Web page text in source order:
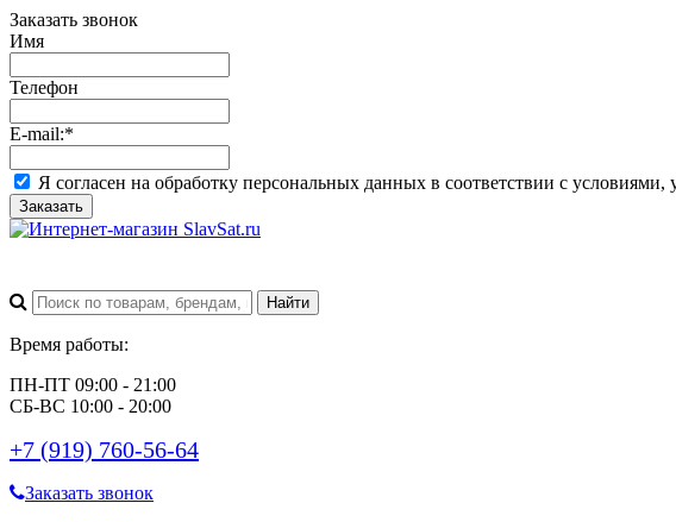
Заказать звонок
Имя
Телефон
E-mail:*
Я согласен на обработку персональных данных в соответствии с
Заказать
Время работы:
ПН-ПТ 09:00 - 21:00
СБ-ВС 10:00 - 20:00
+7 (919) 760-56-64
Заказать звонок